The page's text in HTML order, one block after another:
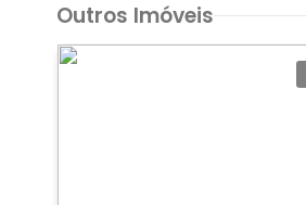
Outros Imóveis